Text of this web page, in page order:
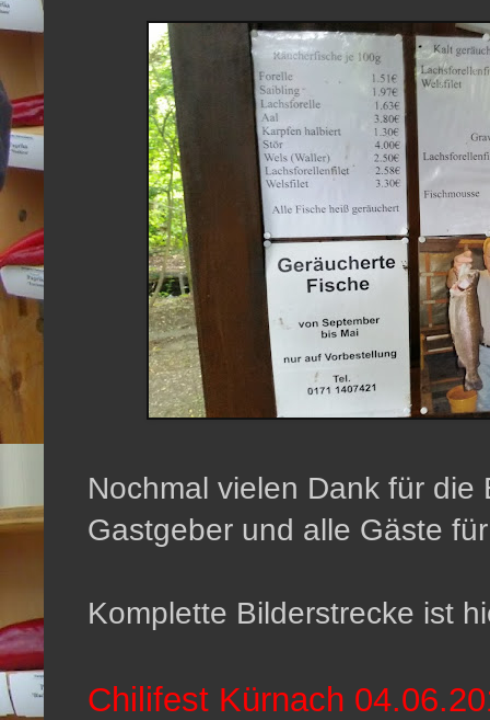
Nochmal vielen Dank für
Gastgeber und alle Gäste
Komplette Bilderstrecke ist
Chilifest Kürnach